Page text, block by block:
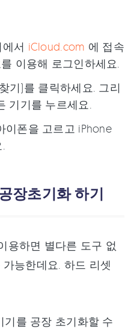
서 iCloud.com 에 접속
이용해 로그인하세요.
기)를 클릭하세요. 그리
기기를 누르세요.
이폰을 고르고 iPhone
장초기화 하기
용하면 별다른 도구 없
가능한데요. 하드 리셋
를 공장 초기화할 수